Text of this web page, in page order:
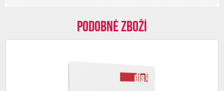
Podobné zboží